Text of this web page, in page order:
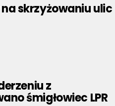
skrzyżowaniu ulic
z
śmigłowiec LPR